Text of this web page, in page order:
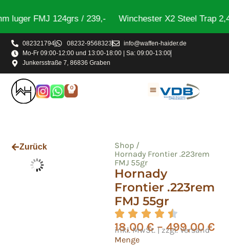
luger FMJ 124grs / 239,- Winchester X2 Steel Trap
082321794 08232-9568323
info@waffen-haider.de
Mo-Fr 09:00-12:00 und 13:00-18:00 | Sa: 09:00-13:00
Junkersstraße 7, 86836 Graben
0
Hornady
Frontier .223rem
FMJ 55gr
18,00€ –499,00€
inkl. MwSt. | zzgl. Versand
Menge
Shop /
Hornady Frontier .223rem
FMJ 55gr
Zurück